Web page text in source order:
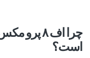
چرا اف ۸
است؟